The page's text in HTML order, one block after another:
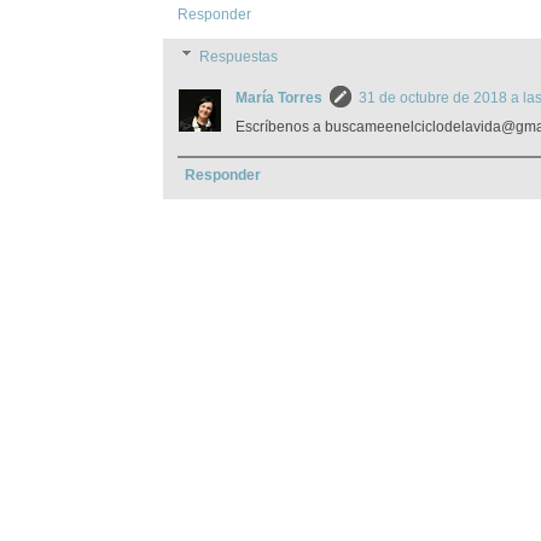
Responder
Respuestas
María Torres
31 de octubre de 2018 a
Escríbenos a
Responder